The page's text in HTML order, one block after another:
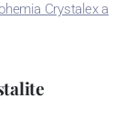
Crystalex a